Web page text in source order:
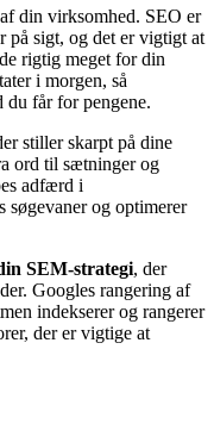
af din virksomhed. SEO er
på sigt, og det er vigtigt at
rigtig meget for din
i morgen, så
får for pengene.
stiller skarpt på dine
ord til sætninger og
adfærd i
søgevaner og optimerer
SEM-strategi, der
Googles rangering af
indekserer og rangerer
der er vigtige at